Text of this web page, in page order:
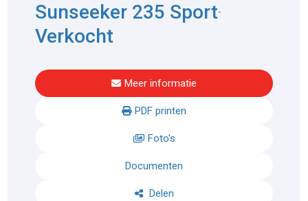
Sunseeker 235 Sport-
Verkocht
Meer informatie
PDF printen
Foto's
Documenten
Delen